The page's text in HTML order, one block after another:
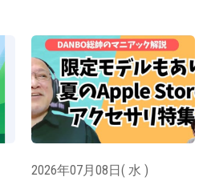
2026年07月08日( 水 )